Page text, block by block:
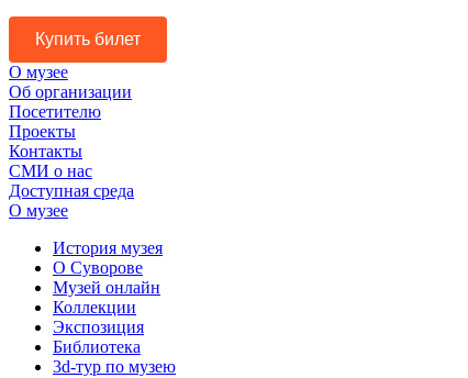
Купить билет
О музее
Об организации
Посетителю
Проекты
Контакты
СМИ о нас
Доступная среда
О музее
История музея
О Суворове
Музей онлайн
Коллекции
Экспозиция
Библиотека
3d-тур по музею